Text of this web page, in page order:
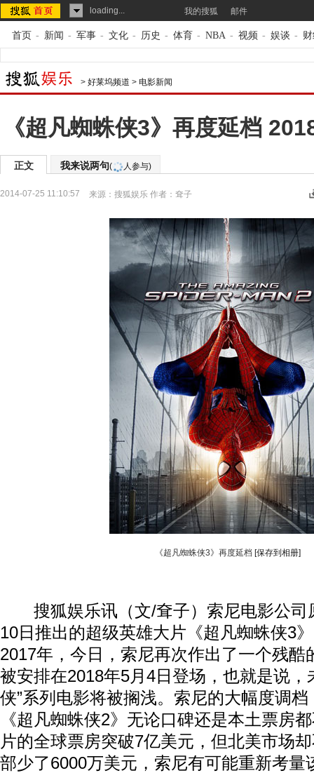
loading... 我的搜狐 邮件
首页 - 新闻 - 军事 - 文化 - 历史 - 体育 - NBA - 视频 - 娱谈 -
> 好莱坞频道 > 电影新闻
《超凡蜘蛛侠3》再度延档
正文 我来说两句( 人参与)
2014-07-25 11:10:57 来源： 搜狐娱乐 作者：耷子
《超凡蜘蛛侠3》再度延档 [保存到相册]
搜狐娱乐讯（文/耷子）索尼电影公司
10日推出的超级英雄大片《超凡蜘蛛侠3
2017年，今日，索尼再次作出了一个残
被安排在2018年5月4日登场，也就是说，
侠”系列电影将被搁浅。索尼的大幅度调
《超凡蜘蛛侠2》无论口碑还是本土票房
片的全球票房突破7亿美元，但北美市场
部少了6000万美元，索尼有可能重新考量